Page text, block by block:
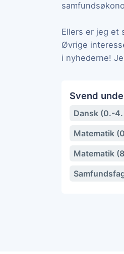
Ellers er jeg et
Øvrige
i nyhederne!
Svend
Dansk (0.-
Matematik
Matematik